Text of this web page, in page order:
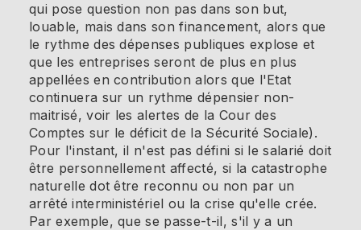
qui pose question non pas dans son but,
louable, mais dans son financement, alors que
le rythme des dépenses publiques explose et
que les entreprises seront de plus en plus
appellées en contribution alors que l'Etat
continuera sur un rythme dépensier non-
maitrisé, voir les alertes de la Cour des
Comptes sur le déficit de la Sécurité Sociale).
Pour l'instant, il n'est pas défini si le salarié doit
être personnellement affecté, si la catastrophe
naturelle dot être reconnu ou non par un
arrêté interministériel ou la crise qu'elle crée.
Par exemple, que se passe-t-il, s'il y a un